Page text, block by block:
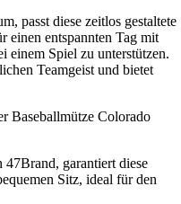
passt diese zeitlos gestaltete
einen entspannten Tag mit
einem Spiel zu unterstützen.
Teamgeist und bietet
Baseballmütze Colorado
47Brand, garantiert diese
Sitz, ideal für den